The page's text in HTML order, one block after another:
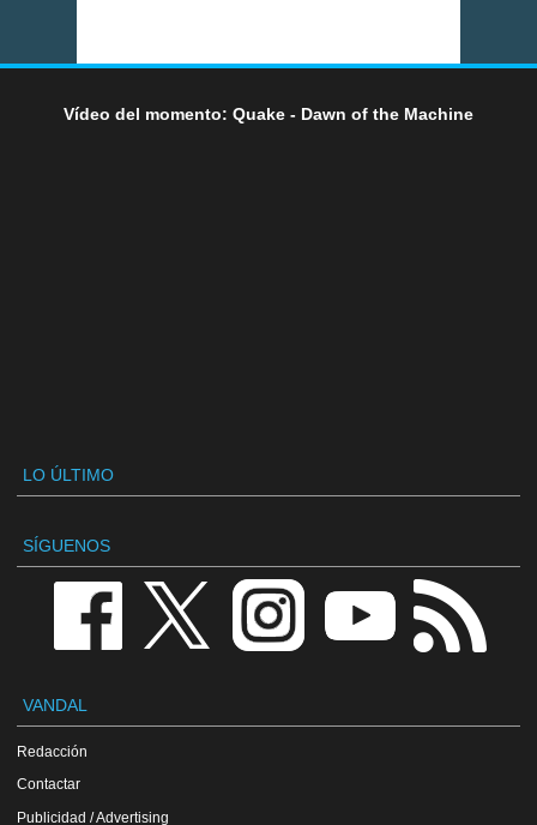
Vídeo del momento: Quake - Dawn of the Machine
LO ÚLTIMO
SÍGUENOS
VANDAL
Redacción
Contactar
Publicidad / Advertising